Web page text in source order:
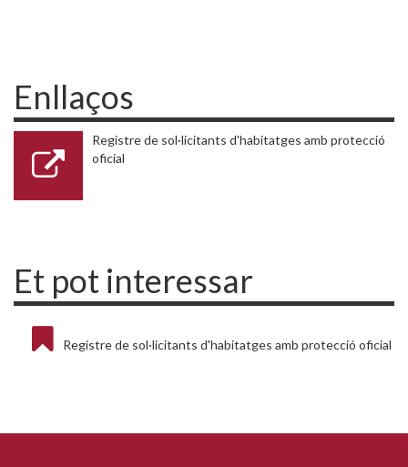
Enllaços
Registre de sol·licitants d'habitatges amb protecció
oficial
Et pot interessar
Registre de sol·licitants d'habitatges amb protecció oficial